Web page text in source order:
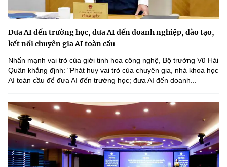
Đưa AI đến trường học, đưa AI đến doanh nghiệp, đào tạo,
kết nối chuyên gia AI toàn cầu
Nhấn mạnh vai trò của giới tinh hoa công nghệ, Bộ trưởng Vũ Hải
Quân khẳng định: "Phát huy vai trò của chuyên gia, nhà khoa học
AI toàn cầu để đưa AI đến trường học; đưa AI đến doanh...